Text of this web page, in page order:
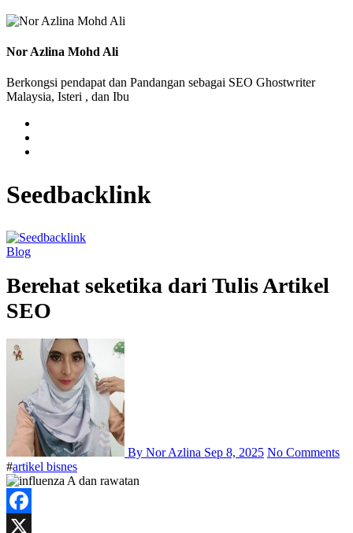
Nor Azlina Mohd Ali
Berkongsi pendapat dan Pandangan sebagai SEO Ghostwriter
Malaysia, Isteri , dan Ibu
Seedbacklink
Blog
Berehat seketika dari Tulis Artikel
SEO
By Nor Azlina Sep 8, 2025 No Comments
#artikel bisnes
Facebook